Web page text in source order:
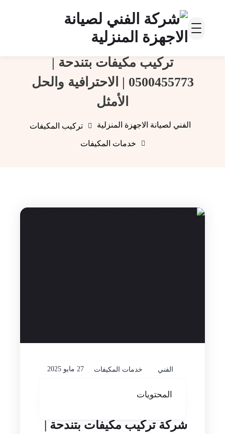
تركيب مكيفات بتندحة |
0500455773 | الاحترافية والحل
الأمثل
الفني لصيانة الاجهزة المنزلية تركيب المكيفات
خدمات المكيفات
الفني خدمات المكيفات 27 مايو 2025
المحتويات
شركة تركيب مكيفات بتندحة |